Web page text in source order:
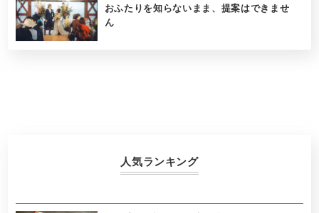
おふたりを知らないまま、提案はできませ
ん
人気ランキング